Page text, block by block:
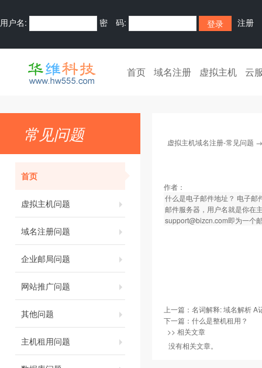
用户名: 密 码: 注册
首页 域名注册 虚拟主机 云
常见问题
首页
虚拟主机问题
域名注册问题
企业邮局问题
网站推广问题
其他问题
主机租用问题
虚拟主机域名注册-常见问题
作者：
什么是电子邮件地址？ 电子邮
邮件服务器，用户名就是你在
support@bizcn.com即为一个
上一篇： 名词解释: 域名解析 A
下一篇： 什么是整机租用？
>> 相关文章
没有相关文章。